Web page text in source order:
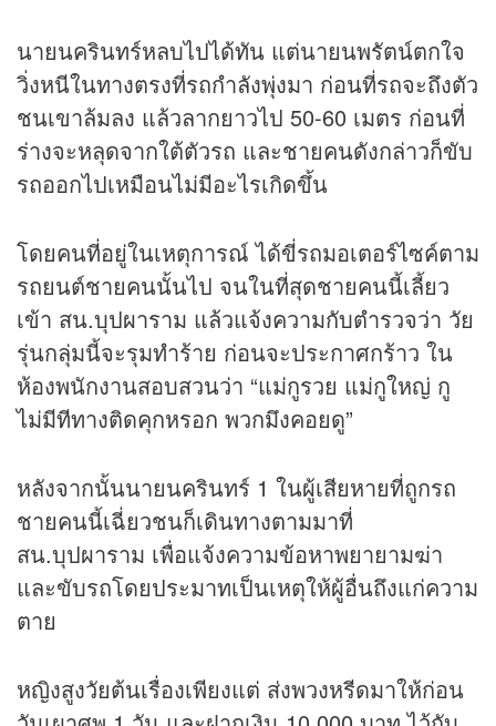
นายนครินทร์หลบไปได้ทัน แต่นายนพรัตน์ตกใจ
วิ่งหนีในทางตรงที่รถกำลังพุ่งมา ก่อนที่รถจะถึงตัว
ชนเขาล้มลง แล้วลากยาวไป 50-60 เมตร ก่อนที่
ร่างจะหลุดจากใต้ตัวรถ และชายคนดังกล่าวก็ขับ
รถออกไปเหมือนไม่มีอะไรเกิดขึ้น
โดยคนที่อยู่ในเหตุการณ์ ได้ขี่รถมอเตอร์ไซค์ตาม
รถยนต์ชายคนนั้นไป จนในที่สุดชายคนนี้เลี้ยว
เข้า สน.บุปผาราม แล้วแจ้งความกับตำรวจว่า วัย
รุ่นกลุ่มนี้จะรุมทำร้าย ก่อนจะประกาศกร้าว ใน
ห้องพนักงานสอบสวนว่า “แม่กูรวย แม่กูใหญ่ กู
ไม่มีทีทางติดคุกหรอก พวกมึงคอยดู”
หลังจากนั้นนายนครินทร์ 1 ในผู้เสียหายที่ถูกรถ
ชายคนนี้เฉี่ยวชนก็เดินทางตามมาที่
สน.บุปผาราม เพื่อแจ้งความข้อหาพยายามฆ่า
และขับรถโดยประมาทเป็นเหตุให้ผู้อื่นถึงแก่ความ
ตาย
หญิงสูงวัยต้นเรื่องเพียงแต่ ส่งพวงหรีดมาให้ก่อน